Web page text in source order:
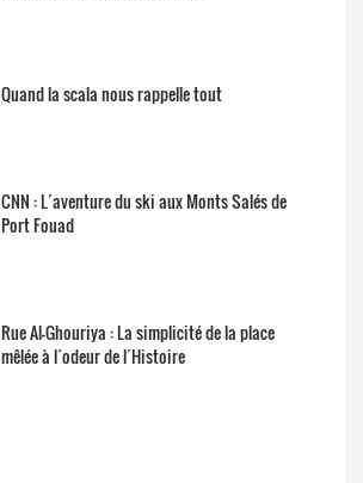
Quand la scala nous rappelle tout
CNN : L´aventure du ski aux Monts Salés de
Port Fouad
Rue Al-Ghouriya : La simplicité de la place
mêlée à l´odeur de l´Histoire